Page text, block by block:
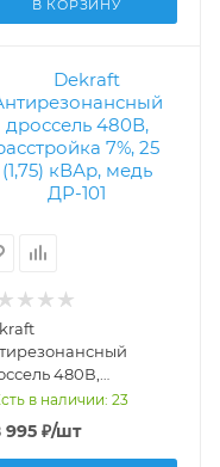
В КОРЗИНУ
480В,
7%, 25 (1,75)
медь ДР-101
в наличии: 23
995₽/шт